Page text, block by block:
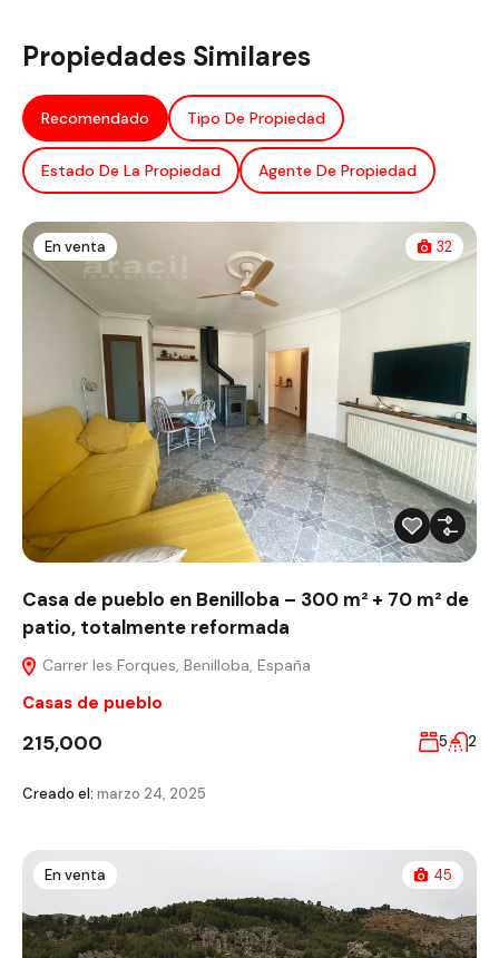
Propiedades Similares
Recomendado Tipo De Propiedad
Estado De La Propiedad Agente De Propiedad
En venta 32
Casa de pueblo en Benilloba – 300 m² + 70 m² de
patio, totalmente reformada
Carrer les Forques, Benilloba, España
Casas de pueblo
215,000 5 2
Creado el: marzo 24, 2025
En venta 45